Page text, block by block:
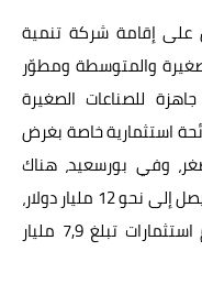
على إقامة شركة تنمية
والمتوسطة ومطوّر
للصناعات الصغيرة
استثمارية خاصة بغرض
وفي بورسعيد، هناك
مشروعات تحت التنفيذ بحجم استثمارات يصل إلى نحو 12 مليار دولار،
كما أن هناك مشروعات متوقعة بحجم استثمارات تبلغ 7,9 مليار